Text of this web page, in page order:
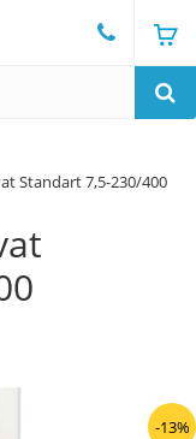
Standart 7,5-230/400
-13%